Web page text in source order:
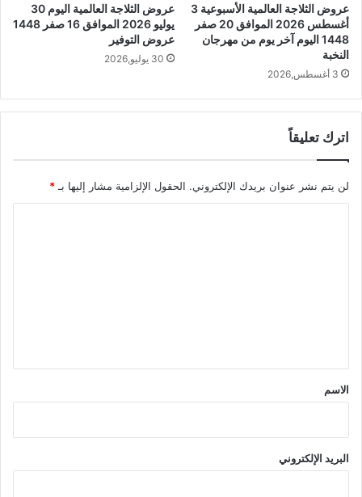
عروض الثلاجة العالمية الأسبوعية 3
أغسطس 2026 الموافق 20 صفر
1448 اليوم آخر يوم من مهرجان
النخبة
3 أغسطس,2026
عروض الثلاجة العالمية اليوم 30
يوليو 2026 الموافق 16 صفر 1448
عروض التوفير
30 يوليو,2026
اترك تعليقاً
لن يتم نشر عنوان بريدك الإلكتروني. الحقول الإلزامية مشار إليها بـ *
*
الاسم
البريد الإلكتروني